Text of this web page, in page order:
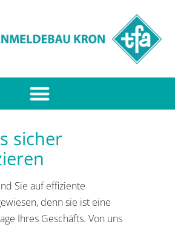
sicher
Sie auf effiziente
denn sie ist eine
Ihres Geschäfts. Von uns